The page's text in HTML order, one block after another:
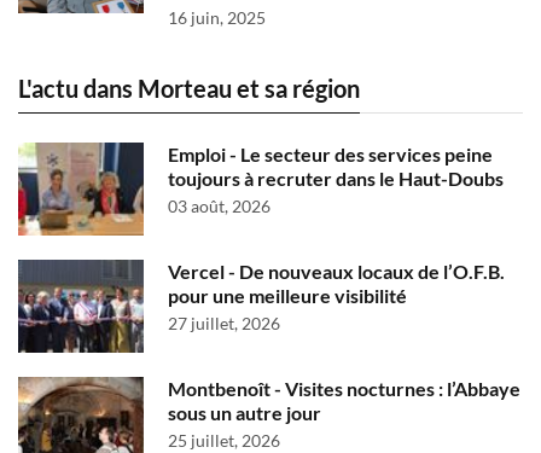
16 juin, 2025
L'actu dans Morteau et sa région
Emploi - Le secteur des services peine
toujours à recruter dans le Haut-Doubs
03 août, 2026
Vercel - De nouveaux locaux de l’O.F.B.
pour une meilleure visibilité
27 juillet, 2026
Montbenoît - Visites nocturnes : l’Abbaye
sous un autre jour
25 juillet, 2026